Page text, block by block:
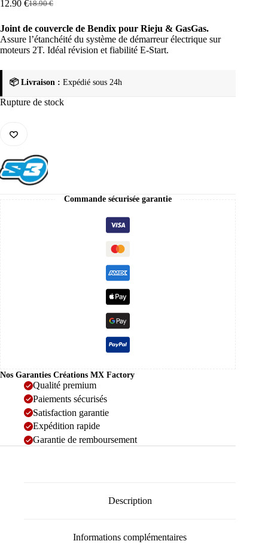
18.90€
Le
initial
était :
18.90 €.
12.90 €Le
actuel
est :
12.90 €.
Joint de couvercle de Bendix pour Rieju & GasGas.
Assure l’étanchéité du système de démarreur électrique sur
moteurs 2T. Idéal révision et fiabilité E-Start.
📦 Livraison : Expédié sous 24h
Rupture de stock
Commande sécurisée garantie
Nos Garanties Créations MX Factory
Qualité premium
Paiements sécurisés
Satisfaction garantie
Expédition rapide
Garantie de remboursement
Description
Informations complémentaires